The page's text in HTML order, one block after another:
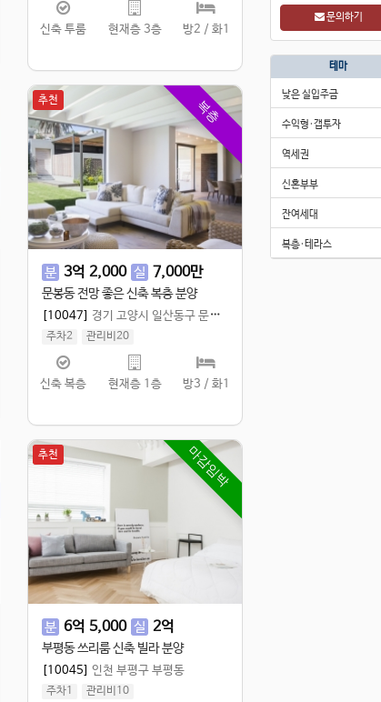
신축 투룸 현재층 3층 방2 / 화1
복층
추천
분 3억 2,000 실 7,000만
문봉동 전망 좋은 신축 복층 분양
[10047] 경기 고양시 일산동구 문봉동
주차2
관리비20
실 100㎡
공 129.98㎡
신축 복층 현재층 1층 방3 / 화1
마감임박
추천
분 6억 5,000 실 2억
부평동 쓰리룸 신축 빌라 분양
[10045] 인천 부평구 부평동
주차1
관리비10
문의하기
테마
낮은 실입주금
수익형·갭투자
역세권
신혼부부
잔여세대
복층·테라스